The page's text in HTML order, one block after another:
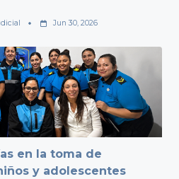
Jun 30, 2026
en la toma de
y adolescentes